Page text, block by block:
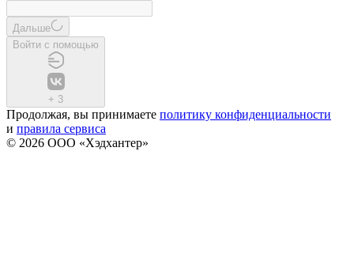
Дальше
Войти с помощью
+ 3
Продолжая, вы принимаете политику конфиденциальности
и правила сервиса
© 2026 ООО «Хэдхантер»